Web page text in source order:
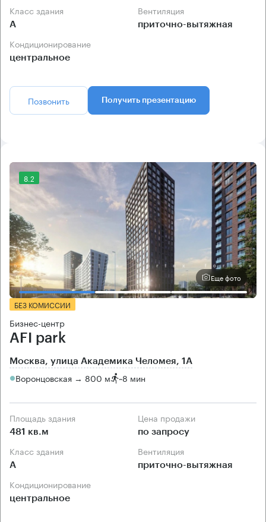
Класс здания
А
Вентиляция
приточно-вытяжная
Кондиционирование
центральное
Позвонить Получить презентацию
8.2
Еще фото
БЕЗ КОМИССИИ
Бизнес-центр
AFI park
Москва, улица Академика Челомея, 1А
Воронцовская → 800 м ~8 мин
Площадь здания
481 кв.м
Цена продажи
по запросу
Класс здания
А
Вентиляция
приточно-вытяжная
Кондиционирование
центральное